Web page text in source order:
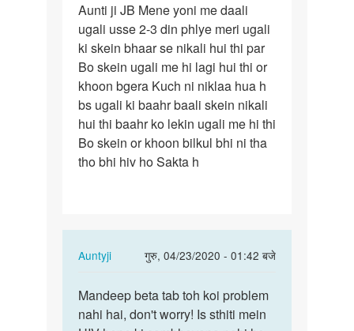
Aunti
ji
JB
Mene
yoni
me…
Aunti ji JB Mene yoni me daali
ugali usse 2-3 din phlye meri ugali
ki skein bhaar se nikali hui thi par
Bo skein ugali me hi lagi hui thi or
khoon bgera Kuch ni niklaa hua h
bs ugali ki baahr baali skein nikali
hui thi baahr ko lekin ugali me hi thi
Bo skein or khoon bilkul bhi ni tha
tho bhi hiv ho Sakta h
Auntyji
गुरु, 04/23/2020 - 01:42 बजे
In
to
Aunti
Mandeep
beta
Mandeep beta tab toh koi problem
nahi hai, don't worry! Is sthiti mein